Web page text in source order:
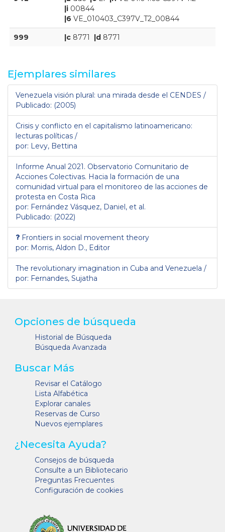
|i 00844
|6 VE_010403_C397V_T2_00844
999 |c 8771 |d 8771
Ejemplares similares
Venezuela visión plural: una mirada desde el CENDES /
Publicado: (2005)
Crisis y conflicto en el capitalismo latinoamericano:
lecturas políticas /
por: Levy, Bettina
Informe Anual 2021. Observatorio Comunitario de
Acciones Colectivas. Hacia la formación de una
comunidad virtual para el monitoreo de las acciones de
protesta en Costa Rica
por: Fernández Vásquez, Daniel, et al.
Publicado: (2022)
Frontiers in social movement theory
por: Morris, Aldon D., Editor
The revolutionary imagination in Cuba and Venezuela /
por: Fernandes, Sujatha
Opciones de búsqueda
Historial de Búsqueda
Búsqueda Avanzada
Buscar Más
Revisar el Catálogo
Lista Alfabética
Explorar canales
Reservas de Curso
Nuevos ejemplares
¿Necesita Ayuda?
Consejos de búsqueda
Consulte a un Bibliotecario
Preguntas Frecuentes
Configuración de cookies